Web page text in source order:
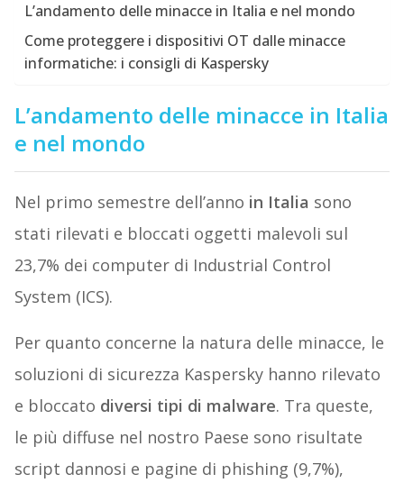
L’andamento delle minacce in Italia e nel mondo
Come proteggere i dispositivi OT dalle minacce
informatiche: i consigli di Kaspersky
L’andamento delle minacce in Italia
e nel mondo
Nel primo semestre dell’anno in Italia sono
stati rilevati e bloccati oggetti malevoli sul
23,7% dei computer di Industrial Control
System (ICS).
Per quanto concerne la natura delle minacce, le
soluzioni di sicurezza Kaspersky hanno rilevato
e bloccato diversi tipi di malware. Tra queste,
le più diffuse nel nostro Paese sono risultate
script dannosi e pagine di phishing (9,7%),